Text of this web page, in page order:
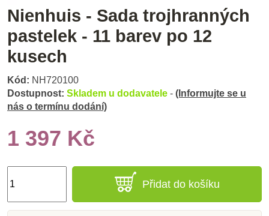
Nienhuis - Sada trojhranných
pastelek - 11 barev po 12
kusech
Kód: NH720100
Dostupnost: Skladem u dodavatele - (Informujte se u
nás o termínu dodání)
1 397 Kč
Přidat do košíku